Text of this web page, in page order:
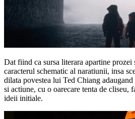
Dat fiind ca sursa literara apartine
caracterul schematic al naratiunii, insa
dilata povestea lui Ted Chiang adaugand
si actiune, cu o oarecare tenta de cliseu,
ideii initiale.